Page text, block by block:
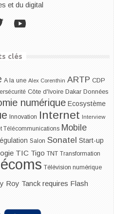
et du digital
clés
A la une Alex Corenthin ARTP CDP
Côte d'Ivoire Dakar Données
numérique Ecosystème
Innovation Internet Interview
Télécommunications Mobile
Salon Sonatel Start-up
TIC Tigo TNT Transformation
Télévision numérique
Roy Tanck requires Flash